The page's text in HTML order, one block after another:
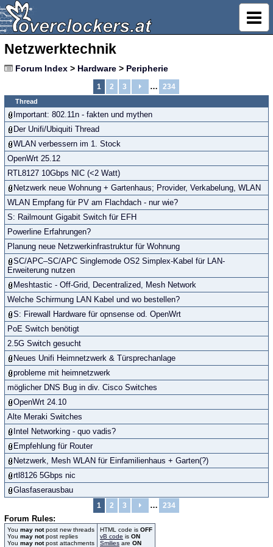
Netzwerktechnik
Forum Index > Hardware > Peripherie
1 2 3 … 234
Thread
Important: 802.11n - fakten und mythen
Der Unifi/Ubiquiti Thread
WLAN verbessern im 1. Stock
OpenWrt 25.12
RTL8127 10Gbps NIC (<2 Watt)
Netzwerk neue Wohnung + Gartenhaus; Provider, Verkabelung, WLAN
WLAN Empfang für PV am Flachdach - nur wie?
S: Railmount Gigabit Switch für EFH
Powerline Erfahrungen?
Planung neue Netzwerkinfrastruktur für Wohnung
SC/APC–SC/APC Singlemode OS2 Simplex-Kabel für LAN-
Erweiterung nutzen
Meshtastic - Off-Grid, Decentralized, Mesh Network
Welche Schirmung LAN Kabel und wo bestellen?
S: Firewall Hardware für opnsense od. OpenWrt
PoE Switch benötigt
2.5G Switch gesucht
Neues Unifi Heimnetzwerk & Türsprechanlage
probleme mit heimnetzwerk
möglicher DNS Bug in div. Cisco Switches
OpenWrt 24.10
Alte Meraki Switches
Intel Networking - quo vadis?
Empfehlung für Router
Netzwerk, Mesh WLAN für Einfamilienhaus + Garten(?)
rtl8126 5Gbps nic
Glasfaserausbau
1 2 3 … 234
Forum Rules:
You may notpost new threads
You may notpost replies
You may notpost attachments
HTML code is OFF
vB code is ON
Smilies are ON